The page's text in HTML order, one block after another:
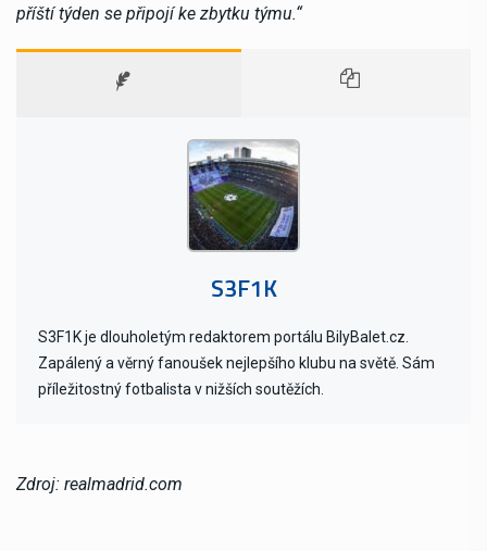
příští týden se připojí ke zbytku týmu.“
S3F1K
S3F1K je dlouholetým redaktorem portálu BilyBalet.cz.
Zapálený a věrný fanoušek nejlepšího klubu na světě. Sám
příležitostný fotbalista v nižších soutěžích.
Zdroj: realmadrid.com